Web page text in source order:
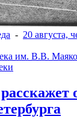
- 20 августа,
им. В.В.